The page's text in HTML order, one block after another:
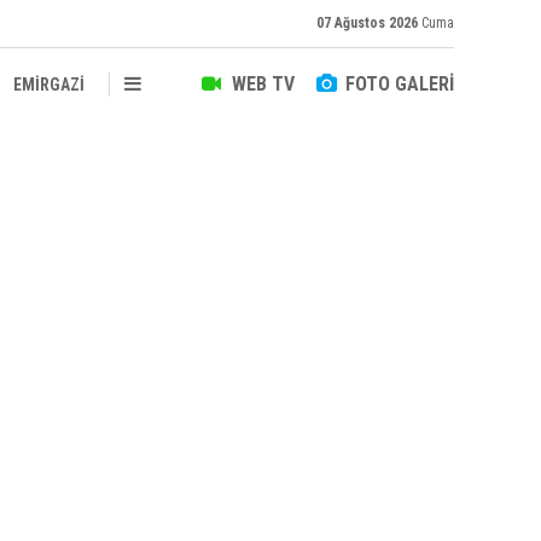
07 Ağustos 2026 Cuma
WEB TV FOTO GALERİ
EMİRGAZİ